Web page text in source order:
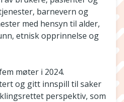
barnevern og
med hensyn til alder,
etnisk opprinnelse og
møter i 2024.
og gitt innspill til saker
perspektiv, som